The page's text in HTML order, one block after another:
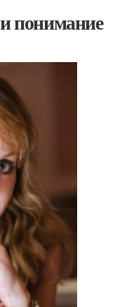
понимание